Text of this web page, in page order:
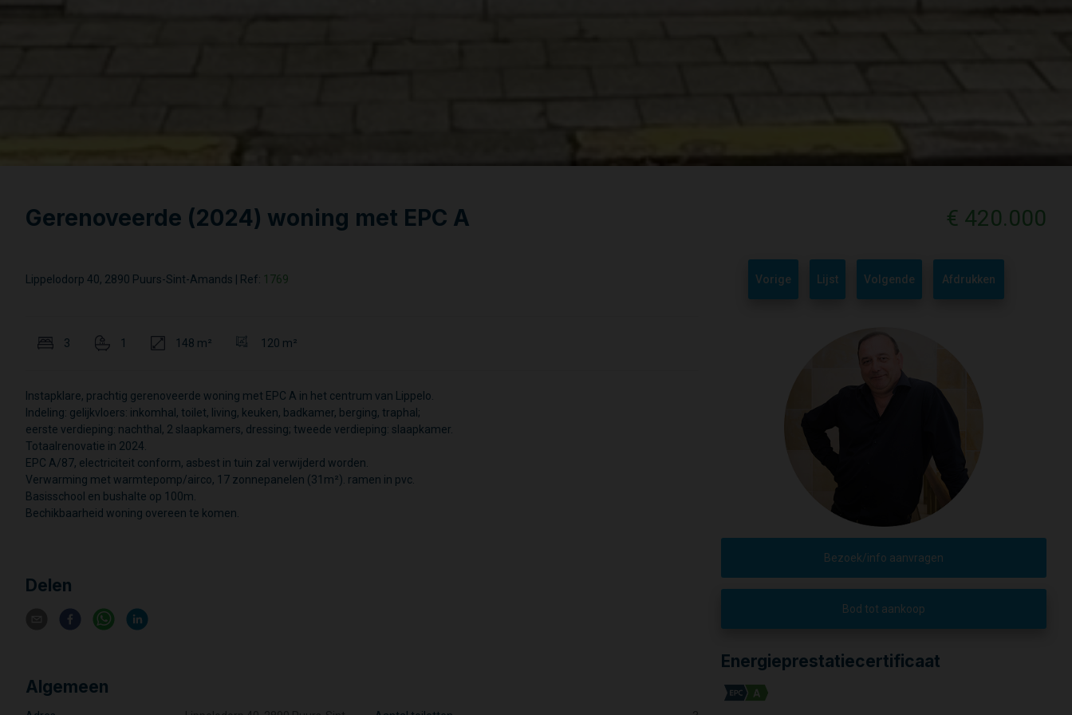
Gerenoveerde (2024) woning met EPC A € 420.000
Lippelodorp 40, 2890 Puurs-Sint-Amands | Ref: 1769 Vorige Lijst Volgende Afdrukken
3 1 148 m² 120 m²
Instapklare, prachtig gerenoveerde woning met EPC A in het centrum van Lippelo.
Indeling: gelijkvloers: inkomhal, toilet, living, keuken, badkamer, berging, traphal;
eerste verdieping: nachthal, 2 slaapkamers, dressing; tweede verdieping: slaapkamer.
Totaalrenovatie in 2024.
EPC A/87, electriciteit conform, asbest in tuin zal verwijderd worden.
Verwarming met warmtepomp/airco, 17 zonnepanelen (31m²). ramen in pvc.
Basisschool en bushalte op 100m.
Bechikbaarheid woning overeen te komen.
Delen
Algemeen
Bezoek/info aanvragen
Bod tot aankoop
Energieprestatiecertificaat